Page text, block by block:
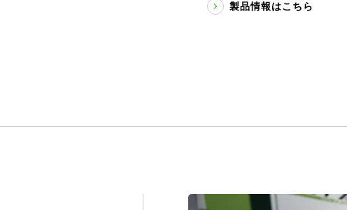
製品情報はこちら